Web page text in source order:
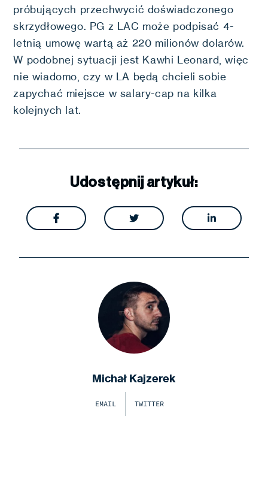
próbujących przechwycić doświadczonego
skrzydłowego. PG z LAC może podpisać 4-
letnią umowę wartą aż 220 milionów dolarów.
W podobnej sytuacji jest Kawhi Leonard, więc
nie wiadomo, czy w LA będą chcieli sobie
zapychać miejsce w salary-cap na kilka
kolejnych lat.
Udostępnij artykuł:
  
Michał Kajzerek
EMAIL TWITTER